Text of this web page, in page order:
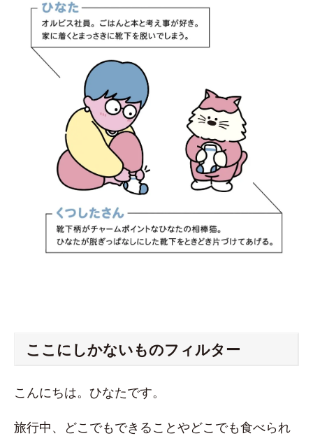
ここにしかないものフィルター
こんにちは。ひなたです。
旅行中、どこでもできることやどこでも食べられ